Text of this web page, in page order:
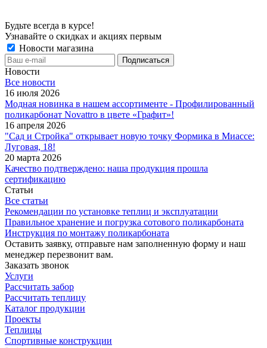
Будьте всегда в курсе!
Узнавайте о скидках и акциях первым
Новости магазина
Новости
Все новости
16 июля 2026
Модная новинка в нашем ассортименте - Профилированный
поликарбонат Novattro в цвете «Графит»!
16 апреля 2026
"Сад и Стройка" открывает новую точку Формика в Миассе:
Луговая, 18!
20 марта 2026
Качество подтверждено: наша продукция прошла
сертификацию
Статьи
Все статьи
Рекомендации по установке теплиц и эксплуатации
Правильное хранение и погрузка сотового поликарбоната
Инструкция по монтажу поликарбоната
Оставить заявку, отправьте нам заполненную форму и наш
менеджер перезвонит вам.
Заказать звонок
Услуги
Рассчитать забор
Рассчитать теплицу
Каталог продукции
Проекты
Теплицы
Спортивные конструкции